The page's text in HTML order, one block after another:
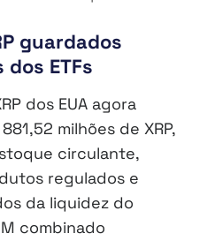
guardados
ETFs
dos EUA agora
milhões de XRP,
circulante,
regulados e
da liquidez do
combinado